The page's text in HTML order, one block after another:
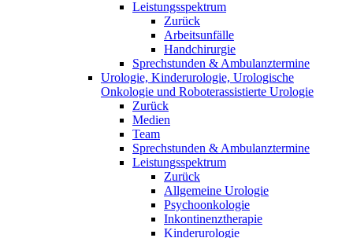
Leistungsspektrum
Zurück
Arbeitsunfälle
Handchirurgie
Sprechstunden & Ambulanztermine
Urologie, Kinderurologie, Urologische
Onkologie und Roboterassistierte Urologie
Zurück
Medien
Team
Sprechstunden & Ambulanztermine
Leistungsspektrum
Zurück
Allgemeine Urologie
Psychoonkologie
Inkontinenztherapie
Kinderurologie